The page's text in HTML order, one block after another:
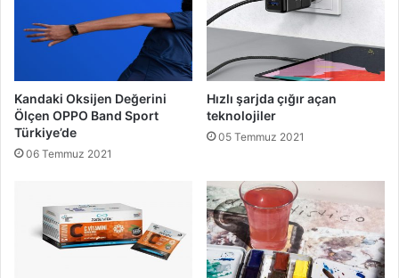
Kandaki Oksijen Değerini
Ölçen OPPO Band Sport
Türkiye’de
06 Temmuz 2021
Hızlı şarjda çığır açan
teknolojiler
05 Temmuz 2021